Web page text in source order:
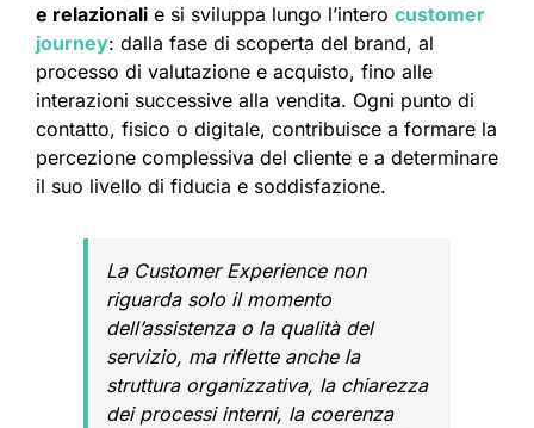
e relazionali e si sviluppa lungo l’intero customer
journey: dalla fase di scoperta del brand, al
processo di valutazione e acquisto, fino alle
interazioni successive alla vendita. Ogni punto di
contatto, fisico o digitale, contribuisce a formare la
percezione complessiva del cliente e a determinare
il suo livello di fiducia e soddisfazione.
La Customer Experience non
riguarda solo il momento
dell’assistenza o la qualità del
servizio, ma riflette anche la
struttura organizzativa, la chiarezza
dei processi interni, la coerenza